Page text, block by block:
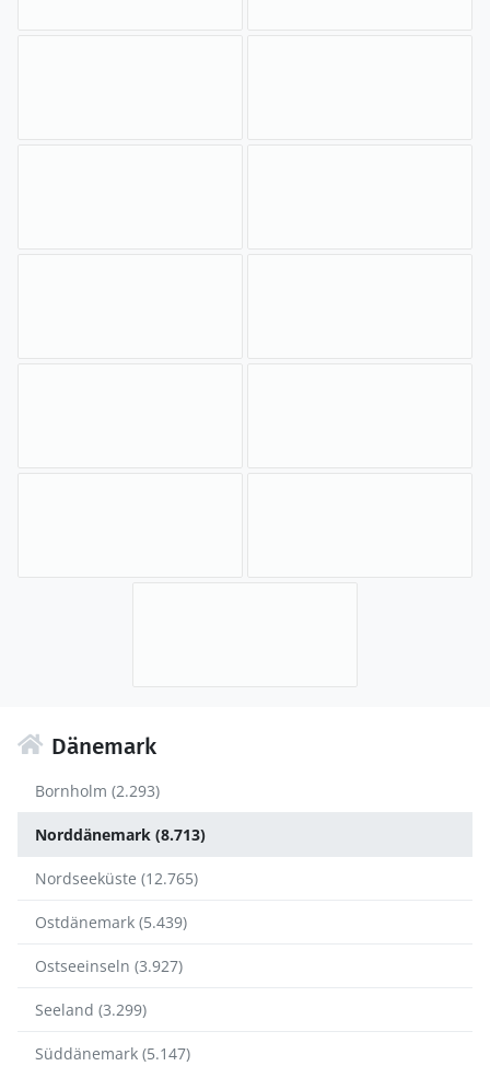
Dänemark
Bornholm (2.293)
Norddänemark (8.713)
Nordseeküste (12.765)
Ostdänemark (5.439)
Ostseeinseln (3.927)
Seeland (3.299)
Süddänemark (5.147)